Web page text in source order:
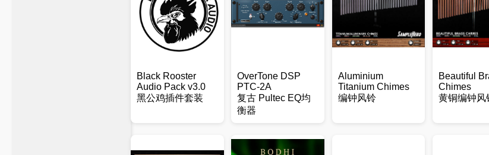
Black Rooster
Audio Pack v3.0
黑公鸡插件套装
OverTone DSP
PTC-2A
复古 Pultec EQ均
衡器
Aluminium
Titanium Chimes
编钟风铃
Beautiful
Chimes
黄铜编钟风